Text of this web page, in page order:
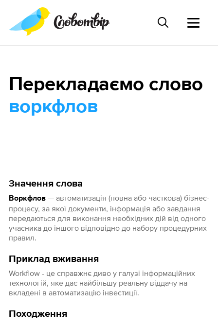
Значення слова
Воркфлов— автоматизація (повна або часткова) бізнес-
процесу, за якої документи, інформація або завдання
передаються для виконання необхідних дій від одного
учасника до іншого відповідно до набору процедурних
правил.
Приклад вживання
Workflow - це справжнє диво у галузі інформаційних
технологій, яке дає найбільшу реальну віддачу на
вкладені в автоматизацію інвестиції.
Походження
Перекладаємо слово
воркфлов